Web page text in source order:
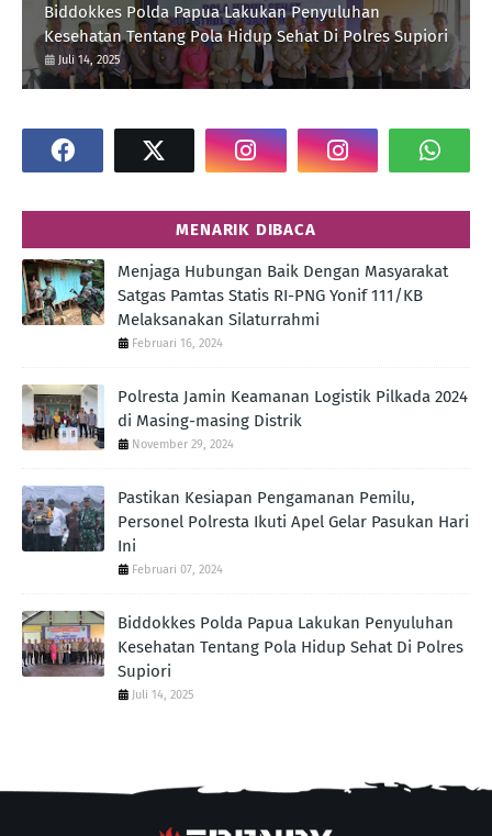
Biddokkes Polda Papua Lakukan Penyuluhan
Kesehatan Tentang Pola Hidup Sehat Di Polres Supiori
Juli 14, 2025
MENARIK DIBACA
Menjaga Hubungan Baik Dengan Masyarakat
Satgas Pamtas Statis RI-PNG Yonif 111/KB
Melaksanakan Silaturrahmi
Februari 16, 2024
Polresta Jamin Keamanan Logistik Pilkada 2024
di Masing-masing Distrik
November 29, 2024
Pastikan Kesiapan Pengamanan Pemilu,
Personel Polresta Ikuti Apel Gelar Pasukan Hari
Ini
Februari 07, 2024
Biddokkes Polda Papua Lakukan Penyuluhan
Kesehatan Tentang Pola Hidup Sehat Di Polres
Supiori
Juli 14, 2025